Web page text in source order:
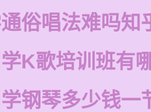
通俗唱法难吗知
K歌培训班有
钢琴多少钱一